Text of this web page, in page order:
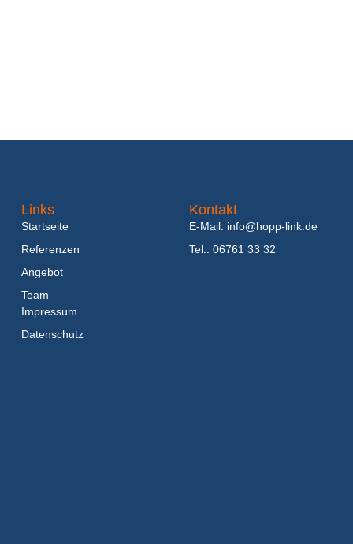
Links
Startseite
Referenzen
Angebot
Team
Impressum
Datenschutz
Kontakt
E-Mail: info@hopp-link.de
Tel.: 06761 33 32